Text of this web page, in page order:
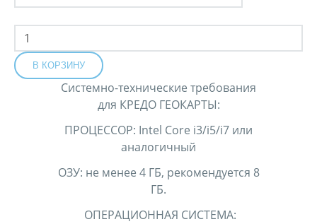
Системно-технические требования
для КРЕДО ГЕОКАРТЫ:
ПРОЦЕССОР: Intel Core i3/i5/i7 или
аналогичный
ОЗУ: не менее 4 ГБ, рекомендуется 8
ГБ.
ОПЕРАЦИОННАЯ СИСТЕМА: